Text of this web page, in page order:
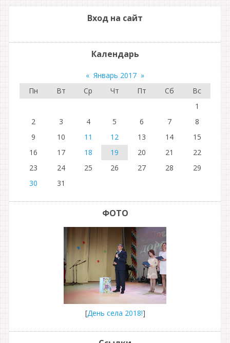
Вход на сайт
Календарь
« Январь 2017 »
Пн
Вт Ср Чт Пт Сб
Вс
1
2
3 4 5 6 7
8
9
10 11 12 13 14
15
16
17 18 19 20 21
22
23
24 25 26 27 28
29
30
31
ФОТО
[День села 2018!]